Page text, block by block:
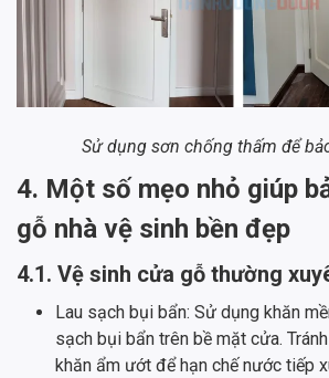
Sử dụng sơn chống thấm để
4. Một số mẹo nhỏ giúp
gỗ nhà vệ sinh bền đẹp
4.1. Vệ sinh cửa gỗ thường
Lau sạch bụi bẩn: Sử dụng khăn
sạch bụi bẩn trên bề mặt cửa.
khăn ẩm ướt để hạn chế nước tiếp